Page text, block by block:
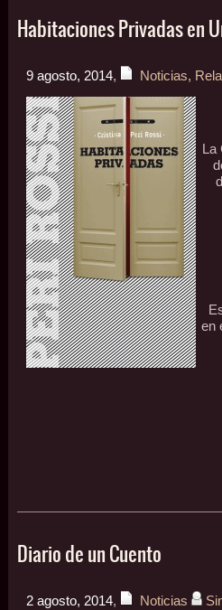
Habitaciones Privadas en
9 agosto, 2014, Noticias,
La
en
Diario de un Cuento
2 agosto, 2014, Noticias